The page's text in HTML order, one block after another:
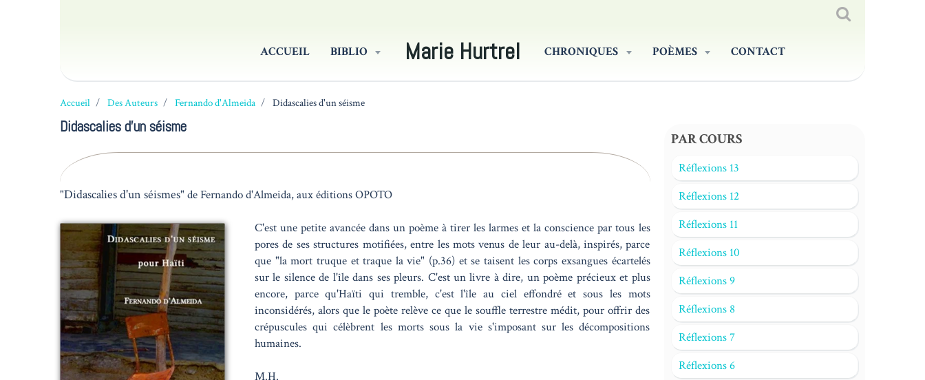
ACCUEIL BIBLIO Marie Hurtrel CHRONIQUES POÈMES CONTACT
Accueil Des Auteurs Fernando d'Almeida Didascalies d'un séisme
Didascalies d'un séisme
"Didascalies d'un séismes" de Fernando d'Almeida, aux éditions OPOTO
C'est une petite avancée dans un poème à tirer les larmes et la conscience par tous les
pores de ses structures motifiées, entre les mots venus de leur au-delà, inspirés, parce
que "la mort truque et traque la vie" (p.36) et se taisent les corps exsangues écartelés
sur le silence de l'île dans ses pleurs. C'est un livre à dire, un poème précieux et plus
encore, parce qu'Haïti qui tremble, c'est l'île au ciel effondré et sous les mots
inconsidérés, alors que le poète relève ce que le souffle terrestre médit, pour offrir des
crépuscules qui célèbrent les morts sous la vie s'imposant sur les décompositions
humaines.
M.H.
PAR COURS
Réflexions 13
Réflexions 12
Réflexions 11
Réflexions 10
Réflexions 9
Réflexions 8
Réflexions 7
Réflexions 6